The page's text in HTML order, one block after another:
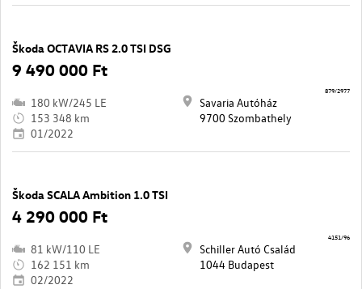
Škoda OCTAVIA RS 2.0 TSI DSG
9 490 000 Ft
180 kW/245 LE
153 348 km
01/2022
Savaria Autóház
9700 Szombathely
879/2977
Škoda SCALA Ambition 1.0 TSI
4 290 000 Ft
81 kW/110 LE
162 151 km
02/2022
Schiller Autó Család
1044 Budapest
4151/96